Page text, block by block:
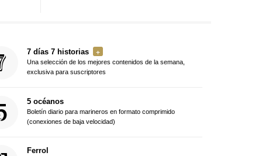
7 días 7 historias
Una selección de los mejores contenidos de la semana,
exclusiva para suscriptores
5 océanos
Boletín diario para marineros en formato comprimido
(conexiones de baja velocidad)
Ferrol